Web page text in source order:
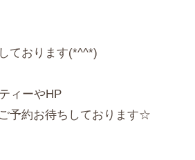
ております(*^^*)
ィーやHP
予約お待ちしております☆